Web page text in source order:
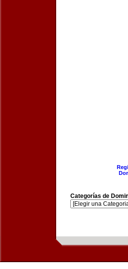
Categorías de